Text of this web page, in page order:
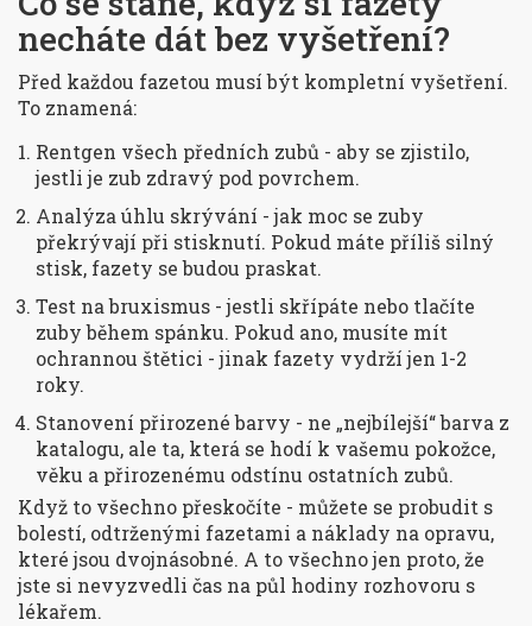
necháte dát bez vyšetření?
Před každou fazetou musí být kompletní vyšetření.
To znamená:
Rentgen všech předních zubů - aby se zjistilo,
jestli je zub zdravý pod povrchem.
Analýza úhlu skrývání - jak moc se zuby
překrývají při stisknutí. Pokud máte příliš silný
stisk, fazety se budou praskat.
Test na bruxismus - jestli skřípáte nebo tlačíte
zuby během spánku. Pokud ano, musíte mít
ochrannou štětici - jinak fazety vydrží jen 1-2
roky.
Stanovení přirozené barvy - ne „nejbílejší“ barva z
katalogu, ale ta, která se hodí k vašemu pokožce,
věku a přirozenému odstínu ostatních zubů.
Když to všechno přeskočíte - můžete se probudit s
bolestí, odtrženými fazetami a náklady na opravu,
které jsou dvojnásobné. A to všechno jen proto, že
jste si nevyzvedli čas na půl hodiny rozhovoru s
lékařem.